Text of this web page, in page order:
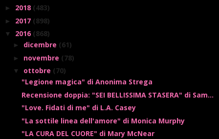
► 2018 (483)
► 2017 (898)
▼ 2016 (868)
► dicembre (61)
► novembre (78)
▼ ottobre (70)
"Legione magica" di Anonima Strega
Recensione doppia: "SEI BELLISSIMA STASERA" di Sam...
"Love. Fidati di me" di L.A. Casey
"La sottile linea dell'amore" di Monica Murphy
"LA CURA DEL CUORE" di Mary McNear